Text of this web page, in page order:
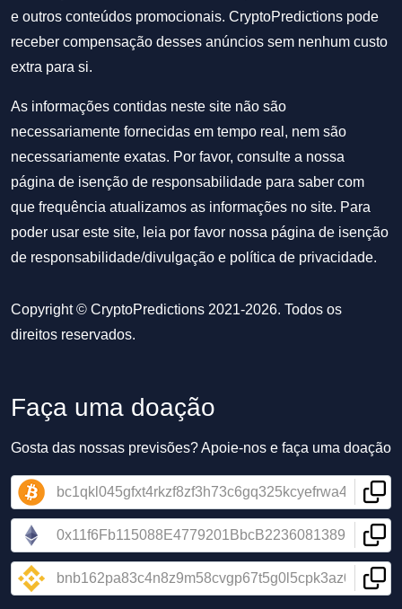
e outros conteúdos promocionais. CryptoPredictions pode
receber compensação desses anúncios sem nenhum custo
extra para si.
As informações contidas neste site não são
necessariamente fornecidas em tempo real, nem são
necessariamente exatas. Por favor, consulte a nossa
página de isenção de responsabilidade para saber com
que frequência atualizamos as informações no site. Para
poder usar este site, leia por favor nossa página de isenção
de responsabilidade/divulgação e política de privacidade.
Copyright © CryptoPredictions 2021-2026. Todos os
direitos reservados.
Faça uma doação
Gosta das nossas previsões? Apoie-nos e faça uma doação